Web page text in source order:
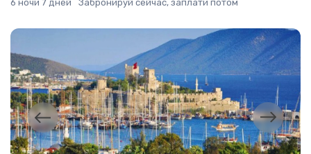
6 ночи 7 дней Забронируй сейчас, заплати потом